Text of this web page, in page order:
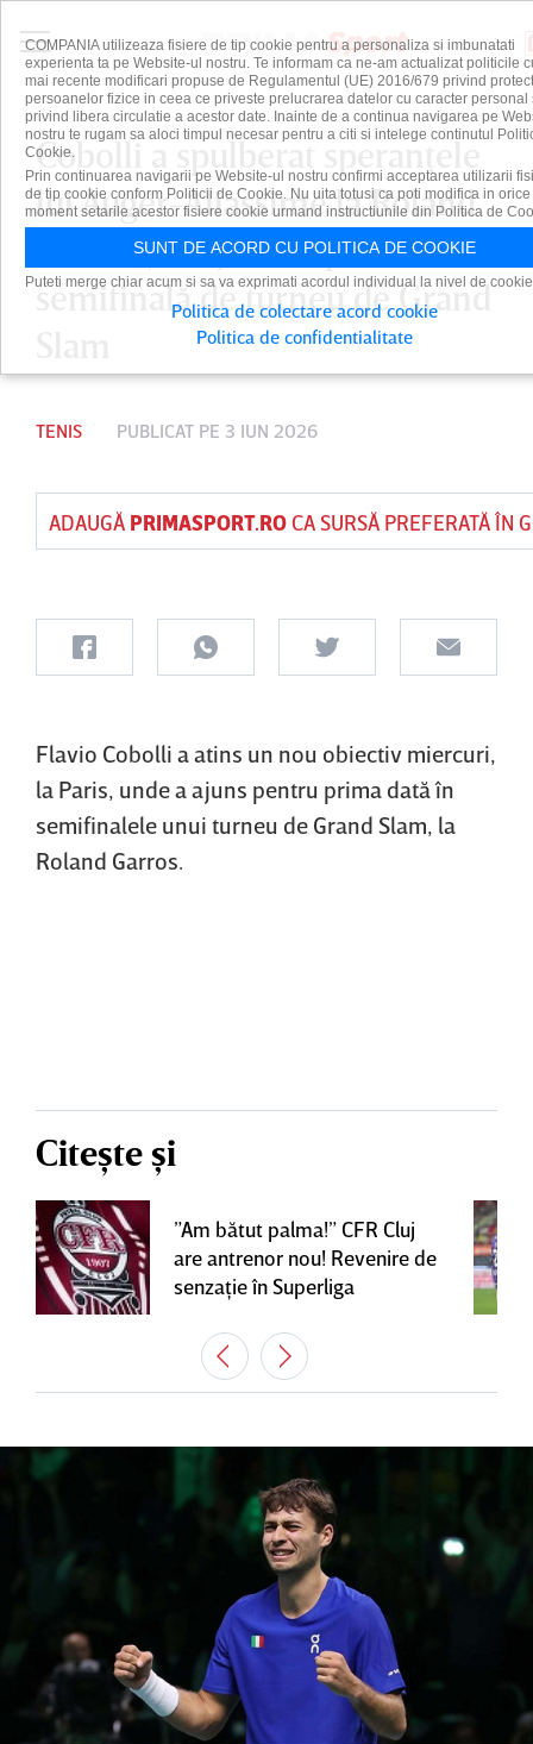
Cobolli a spulberat speranţele
lui Auger-Aliassime la Roland
Garros şi a ajuns în prima sa
semifinală de turneu de Grand
TENIS PUBLICAT PE 3 IUN 2026
ADAUGĂ PRIMASPORT.ROCA SURSĂ PREFERATĂ ÎN
Flavio Cobolli a atins un nou obiectiv miercuri,
la Paris, unde a ajuns pentru prima dată în
semifinalele unui turneu de Grand Slam, la
Roland Garros.
Citește și
”Am bătut palma!” CFR Cluj
are antrenor nou! Revenire de
senzaţie în Superliga
COMPANIA utilizeaza fisiere de tip cookie pentru a personaliza si imbunatati
experienta ta pe Website-ul nostru. Te informam ca ne-am actualizat politicile
mai recente modificari propuse de Regulamentul (UE) 2016/679 privind
persoanelor fizice in ceea ce priveste prelucrarea datelor cu caracter personal
privind libera circulatie a acestor date. Inainte de a continua navigarea pe
nostru te rugam sa aloci timpul necesar pentru a citi si intelege continutul
Cookie.
Prin continuarea navigarii pe Website-ul nostru confirmi acceptarea utilizarii
de tip cookie conform Politicii de Cookie. Nu uita totusi ca poti modifica in orice
moment setarile acestor fisiere cookie urmand instructiunile din Politica de
SUNT DE ACORD CU POLITICA DE COOKIE
Puteti merge chiar acum si sa va exprimati acordul individual la nivel de
Politica de colectare acord cookie
Politica de confidentialitate